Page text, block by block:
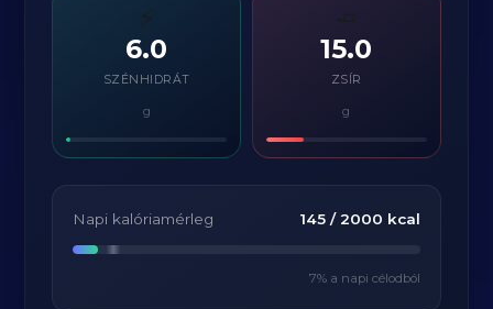
⚡
6.0
SZÉNHIDRÁT
g
15.0
ZSÍR
g
Napi kalóriamérleg 145/ 2000 kcal
7% a napi célodból